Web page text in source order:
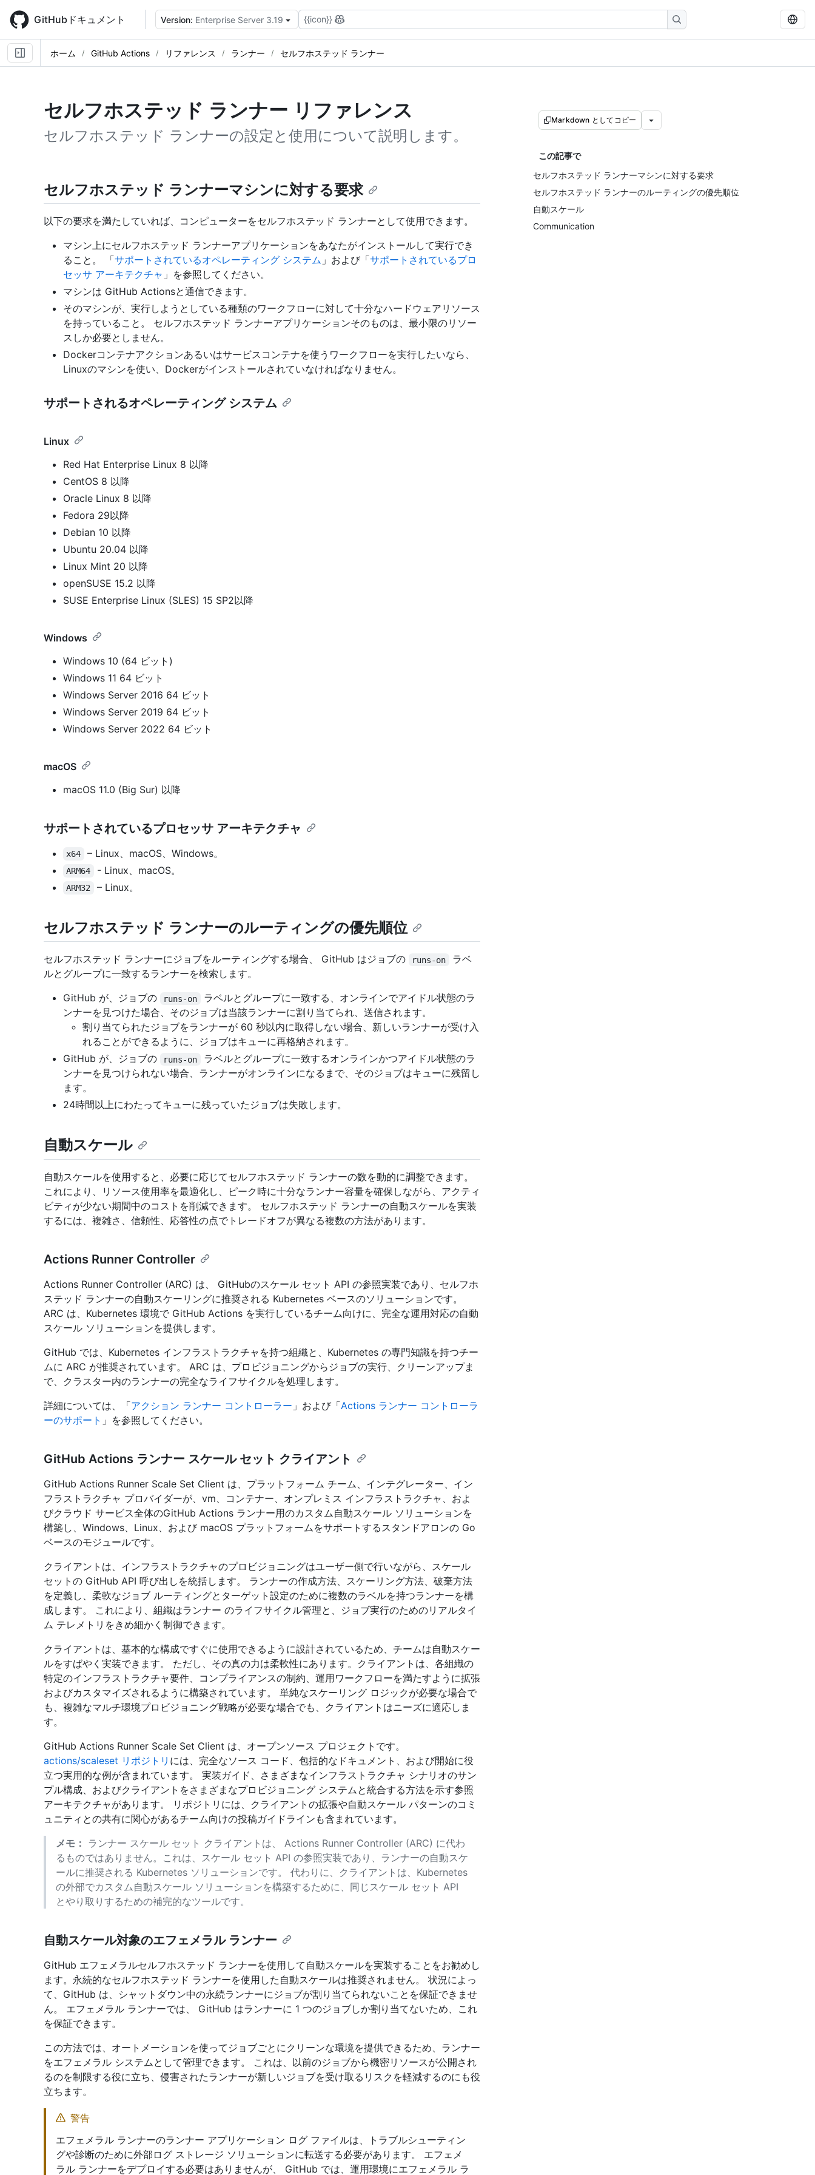
main
content
GitHubドキュメント Version: Enterprise Server 3.19 {{icon}}
ホーム GitHub Actions リファレンス ランナー セルフホステッド ランナー
セルフホステッド ランナー リファレンス
セルフホステッド ランナーの設定と使用について説明します。
Markdown としてコピー
この記事で
セルフホステッド ランナーマシンに対する要求
セルフホステッド ランナーのルーティングの優先順位
自動スケール
Communication
セルフホステッド ランナーマシンに対する要求
以下の要求を満たしていれば、コンピューターをセルフホステッド ランナーとして使用できます。
マシン上にセルフホステッド ランナーアプリケーションをあなたがインストールして実行でき
ること。 「サポートされているオペレーティング システム 」および「サポートされているプロ
セッサ アーキテクチャ 」を参照してください。
マシンは GitHub Actionsと通信できます。
そのマシンが、実行しようとしている種類のワークフローに対して十分なハードウェアリソース
を持っていること。 セルフホステッド ランナーアプリケーションそのものは、最小限のリソー
スしか必要としません。
Dockerコンテナアクションあるいはサービスコンテナを使うワークフローを実行したいなら、
Linuxのマシンを使い、Dockerがインストールされていなければなりません。
サポートされるオペレーティング システム
Linux
Red Hat Enterprise Linux 8 以降
CentOS 8 以降
Oracle Linux 8 以降
Fedora 29以降
Debian 10 以降
Ubuntu 20.04 以降
Linux Mint 20 以降
openSUSE 15.2 以降
SUSE Enterprise Linux (SLES) 15 SP2以降
Windows
Windows 10 (64 ビット)
Windows 11 64 ビット
Windows Server 2016 64 ビット
Windows Server 2019 64 ビット
Windows Server 2022 64 ビット
macOS
macOS 11.0 (Big Sur) 以降
サポートされているプロセッサ アーキテクチャ
x64 – Linux、macOS、Windows。
ARM64 - Linux、macOS。
ARM32 – Linux。
セルフホステッド ランナーのルーティングの優先順位
セルフホステッド ランナーにジョブをルーティングする場合、 GitHub はジョブの runs-on
ラベ
ルとグループに一致するランナーを検索します。
GitHub が、ジョブの
runs-on
ラベルとグループに一致する、オンラインでアイドル状態のラ
ンナーを見つけた場合、そのジョブは当該ランナーに割り当てられ、送信されます。
割り当てられたジョブをランナーが 60 秒以内に取得しない場合、新しいランナーが受け入
れることができるように、ジョブはキューに再格納されます。
GitHub が、ジョブの
runs-on
ラベルとグループに一致するオンラインかつアイドル状態のラ
ンナーを見つけられない場合、ランナーがオンラインになるまで、そのジョブはキューに残留し
ます。
24時間以上にわたってキューに残っていたジョブは失敗します。
自動スケール
自動スケールを使用すると、必要に応じてセルフホステッド ランナーの数を動的に調整できます。
これにより、リソース使用率を最適化し、ピーク時に十分なランナー容量を確保しながら、アクティ
ビティが少ない期間中のコストを削減できます。 セルフホステッド ランナーの自動スケールを実装
するには、複雑さ、信頼性、応答性の点でトレードオフが異なる複数の方法があります。
Actions Runner Controller
Actions Runner Controller (ARC) は、 GitHubのスケール セット API の参照実装であり、セルフホ
ステッド ランナーの自動スケーリングに推奨される Kubernetes ベースのソリューションです。
ARC は、Kubernetes 環境で GitHub Actions を実行しているチーム向けに、完全な運用対応の自動
スケール ソリューションを提供します。
GitHub では、Kubernetes インフラストラクチャを持つ組織と、Kubernetes の専門知識を持つチー
ムに ARC が推奨されています。 ARC は、プロビジョニングからジョブの実行、クリーンアップま
で、クラスター内のランナーの完全なライフサイクルを処理します。
詳細については、「アクション ランナー コントローラー 」および「Actions ランナー コントローラ
ーのサポート 」を参照してください。
GitHub Actions ランナー スケール セット クライアント
GitHub Actions Runner Scale Set Client は、プラットフォーム チーム、インテグレーター、イン
フラストラクチャ プロバイダーが、vm、コンテナー、オンプレミス インフラストラクチャ、およ
びクラウド サービス全体のGitHub Actions ランナー用のカスタム自動スケール ソリューションを
構築し、Windows、Linux、および macOS プラットフォームをサポートするスタンドアロンの Go
ベースのモジュールです。
クライアントは、インフラストラクチャのプロビジョニングはユーザー側で行いながら、スケール
セットの GitHub API 呼び出しを統括します。 ランナーの作成方法、スケーリング方法、破棄方法
を定義し、柔軟なジョブ ルーティングとターゲット設定のために複数のラベルを持つランナーを構
成します。 これにより、組織はランナー のライフサイクル管理と、ジョブ実行のためのリアルタイ
ム テレメトリをきめ細かく制御できます。
クライアントは、基本的な構成ですぐに使用できるように設計されているため、チームは自動スケー
ルをすばやく実装できます。 ただし、その真の力は柔軟性にあります。クライアントは、各組織の
特定のインフラストラクチャ要件、コンプライアンスの制約、運用ワークフローを満たすように拡張
およびカスタマイズされるように構築されています。 単純なスケーリング ロジックが必要な場合で
も、複雑なマルチ環境プロビジョニング戦略が必要な場合でも、クライアントはニーズに適応しま
す。
GitHub Actions Runner Scale Set Client は、オープンソース プロジェクトです。
actions/scaleset リポジトリ には、完全なソース コード、包括的なドキュメント、および開始に役
立つ実用的な例が含まれています。 実装ガイド、さまざまなインフラストラクチャ シナリオのサン
プル構成、およびクライアントをさまざまなプロビジョニング システムと統合する方法を示す参照
アーキテクチャがあります。 リポジトリには、クライアントの拡張や自動スケール パターンのコミ
ュニティとの共有に関心があるチーム向けの投稿ガイドラインも含まれています。
メモ： ランナー スケール セット クライアントは、 Actions Runner Controller (ARC) に代わ
るものではありません。これは、スケール セット API の参照実装であり、ランナーの自動スケ
ールに推奨される Kubernetes ソリューションです。 代わりに、クライアントは、Kubernetes
の外部でカスタム自動スケール ソリューションを構築するために、同じスケール セット API
とやり取りするための補完的なツールです。
自動スケール対象のエフェメラル ランナー
GitHub エフェメラルセルフホステッド ランナーを使用して自動スケールを実装することをお勧めし
ます。永続的なセルフホステッド ランナーを使用した自動スケールは推奨されません。 状況によっ
て、GitHub は、シャットダウン中の永続ランナーにジョブが割り当てられないことを保証できませ
ん。 エフェメラル ランナーでは、 GitHub はランナーに 1 つのジョブしか割り当てないため、これ
を保証できます。
この方法では、オートメーションを使ってジョブごとにクリーンな環境を提供できるため、ランナー
をエフェメラル システムとして管理できます。 これは、以前のジョブから機密リソースが公開され
るのを制限する役に立ち、侵害されたランナーが新しいジョブを受け取るリスクを軽減するのにも役
立ちます。
警告
エフェメラル ランナーのランナー アプリケーション ログ ファイルは、トラブルシューティン
グや診断のために外部ログ ストレージ ソリューションに転送する必要があります。 エフェメ
ラル ランナーをデプロイする必要はありませんが、 GitHub では、運用環境にエフェメラル ラ